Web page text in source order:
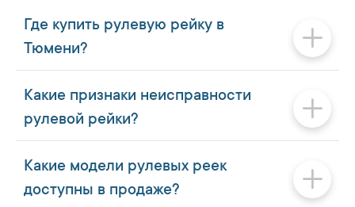
Где купить рулевую рейку в
Тюмени?
Какие признаки неисправности
рулевой рейки?
Какие модели рулевых реек
доступны в продаже?